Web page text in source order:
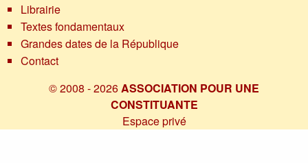
Librairie
Textes fondamentaux
Grandes dates de la République
Contact
© 2008 - 2026 ASSOCIATION POUR UNE
CONSTITUANTE
Espace privé